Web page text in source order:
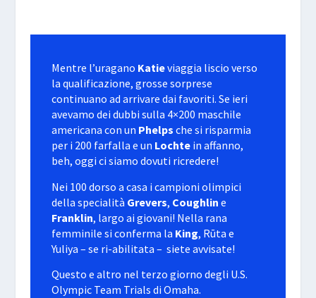
Mentre l’uragano Katieviaggia liscio verso
la qualificazione, grosse sorprese
continuano ad arrivare dai favoriti. Se ieri
avevamo dei dubbi sulla 4×200 maschile
americana con un Phelps che si risparmia
per i 200 farfalla e un Lochtein affanno,
beh, oggi ci siamo dovuti ricredere!
Nei 100 dorso a casa i campioni olimpici
della specialità Grevers, Coughlin e
Franklin, largo ai giovani! Nella rana
femminile si conferma la King, Rūta e
Yuliya – se ri-abilitata – siete avvisate!
Questo e altro nel terzo giorno degli U.S.
Olympic Team Trials di Omaha.